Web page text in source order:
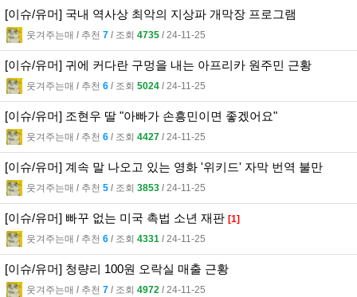
[이슈/유머] 국내 역사상 최악의 지상파 개막장 프로그램
웃겨주는매 l 추천 7 l 조회 4735 l 24-11-25
[이슈/유머] 귀에 커다란 구멍을 내는 아프리카 원주민 근황
웃겨주는매 l 추천 6 l 조회 5024 l 24-11-25
[이슈/유머] 조현우 딸 "아빠가 손흥민이면 좋겠어요"
웃겨주는매 l 추천 6 l 조회 4427 l 24-11-25
[이슈/유머] 계속 말 나오고 있는 영화 '위키드' 자막 번역 불만
웃겨주는매 l 추천 5 l 조회 3853 l 24-11-25
[이슈/유머] 빠꾸 없는 미국 촉법 소년 재판 [1]
웃겨주는매 l 추천 6 l 조회 4331 l 24-11-25
[이슈/유머] 청량리 100원 오락실 매출 근황
웃겨주는매 l 추천 7 l 조회 4972 l 24-11-25